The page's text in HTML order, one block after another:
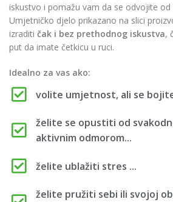
iskustvo i pomažu vam da se odvojite
Umjetničko djelo prikazano na slici
izraditi čak i bez prethodnog iskustva,
put da imate četkicu u ruci.
Idealno za vas ako:
volite umjetnost, ali se
želite se opustiti od
aktivnim odmorom...
želite ublažiti stres ...
želite pružiti sebi ili svojoj